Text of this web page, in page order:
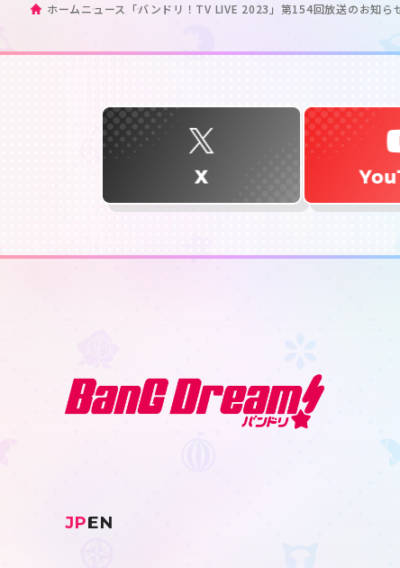
ホームニュース 「バンドリ！TV LIVE 2023」第154回放送のお知ら
JPEN